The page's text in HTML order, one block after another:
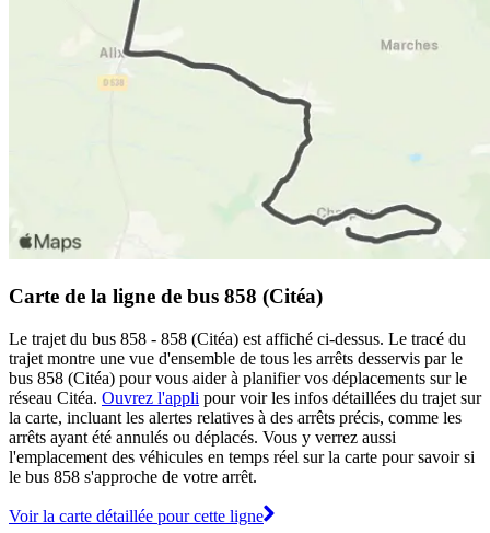
Carte de la ligne de bus 858 (Citéa)
Le trajet du bus 858 - 858 (Citéa) est affiché ci-dessus. Le tracé du
trajet montre une vue d'ensemble de tous les arrêts desservis par le
bus 858 (Citéa) pour vous aider à planifier vos déplacements sur le
réseau Citéa. Ouvrez l'appli pour voir les infos détaillées du trajet sur
la carte, incluant les alertes relatives à des arrêts précis, comme les
arrêts ayant été annulés ou déplacés. Vous y verrez aussi
l'emplacement des véhicules en temps réel sur la carte pour savoir si
le bus 858 s'approche de votre arrêt.
Voir la carte détaillée pour cette ligne